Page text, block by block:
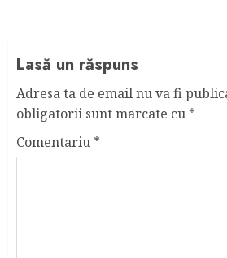
Lasă un răspuns
Adresa ta de email nu va fi
obligatorii sunt marcate cu *
Comentariu *